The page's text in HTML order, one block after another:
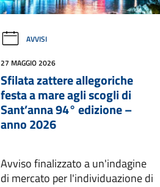
AVVISI
27 MAGGIO 2026
Sfilata zattere allegoriche
festa a mare agli scogli di
Sant’anna 94° edizione –
anno 2026
Avviso finalizzato a un'indagine
di mercato per l'individuazione di